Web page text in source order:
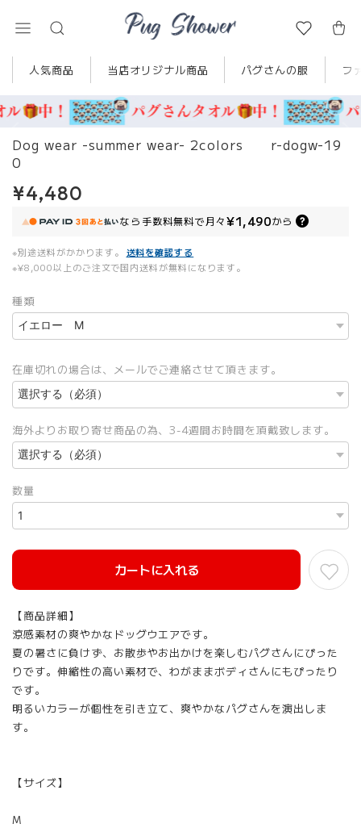
人気商品 当店オリジナル商品 パグさんの服 フ
Dog wear -summer wear- 2colors r-dogw-19
0
¥4,480
なら 手数料無料で月々¥1,490から
※別途送料がかかります。
送料を確認する
※¥8,000以上のご注文で国内送料が無料になります。
種類
在庫切れの場合は、メールでご連絡させて頂きます。
海外よりお取り寄せ商品の為、3-4週間お時間を頂戴致します。
数量
カートに入れる
【商品詳細】
涼感素材の爽やかなドッグウエアです。
夏の暑さに負けず、お散歩やお出かけを楽しむパグさんにぴった
りです。伸縮性の高い素材で、わがままボディさんにもぴったり
です。
明るいカラーが個性を引き立て、爽やかなパグさんを演出しま
す。
【サイズ】
M